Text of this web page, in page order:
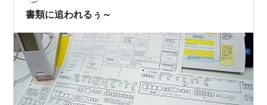
書類に追われるぅ～